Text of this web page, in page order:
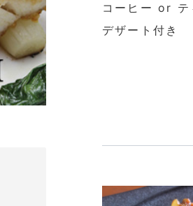
コーヒー or テ
デザート付き